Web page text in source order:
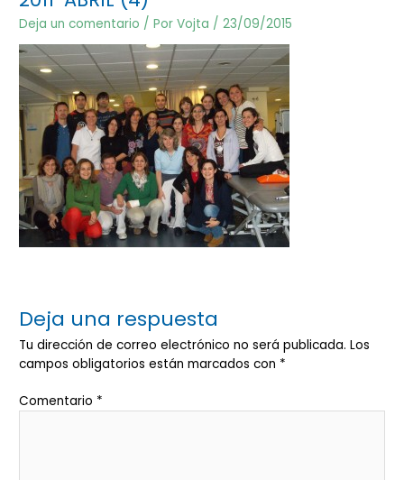
Deja un comentario / PorVojta /23/09/2015
Deja una respuesta
Tu dirección de correo electrónico no será publicada. Los
campos obligatorios están marcados con *
Comentario *